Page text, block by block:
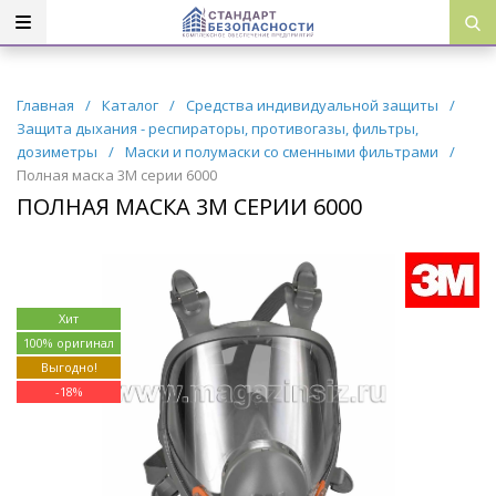
Главная / Каталог / Средства индивидуальной защиты
/
Защита дыхания - респираторы, противогазы, фильтры,
дозиметры
/ Маски и полумаски со сменными фильтрами
/
Полная маска 3М серии 6000
ПОЛНАЯ МАСКА 3М СЕРИИ 6000
Хит
100% оригинал
Выгодно!
-18%